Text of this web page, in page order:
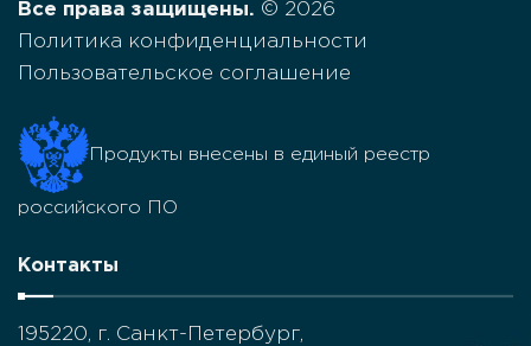
Все права защищены. © 2026
Политика конфиденциальности
Пользовательское соглашение
Продукты внесены в единый реестр
российского ПО
Контакты
195220, г. Санкт-Петербург,